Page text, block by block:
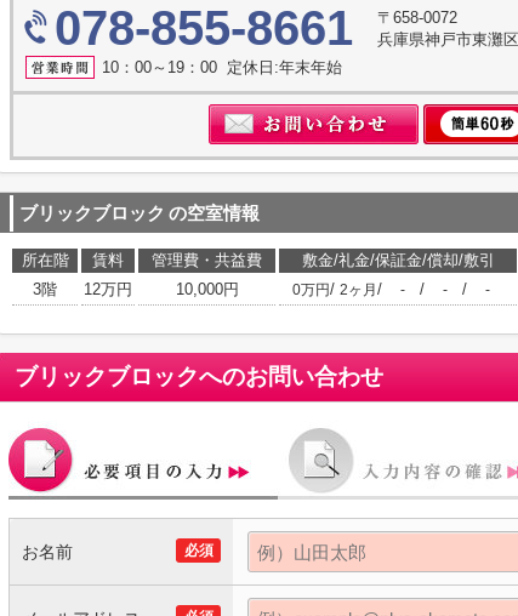
078-855-8661
〒658-0072
兵庫県神戸市東灘
10：00～19：00 定休日:年末年始
ブリックブロック の空室情報
所在階 賃料 管理費・共益費 敷金/礼金/保証金/償却/敷引
3階
12万円 10,000円 0万円/ 2ヶ月 / - / - / -
ブリックブロックへのお問い合わせ
必須
お名前